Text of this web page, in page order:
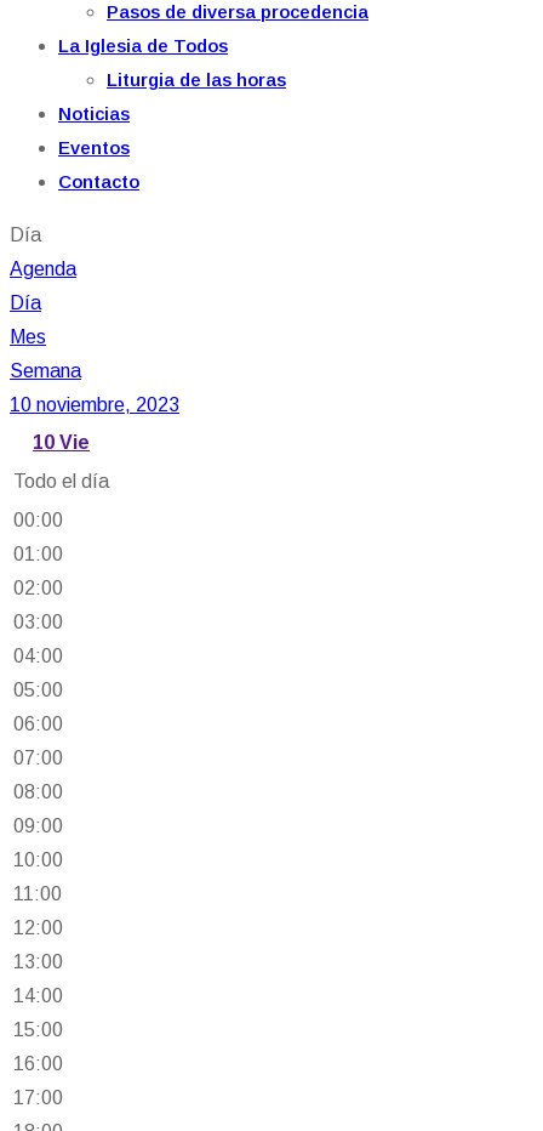
Pasos de diversa procedencia
La Iglesia de Todos
Liturgia de las horas
Noticias
Eventos
Contacto
Día
Agenda
Día
Mes
Semana
10 noviembre, 2023
10 Vie
Todo el día
00:00
01:00
02:00
03:00
04:00
05:00
06:00
07:00
08:00
09:00
10:00
11:00
12:00
13:00
14:00
15:00
16:00
17:00